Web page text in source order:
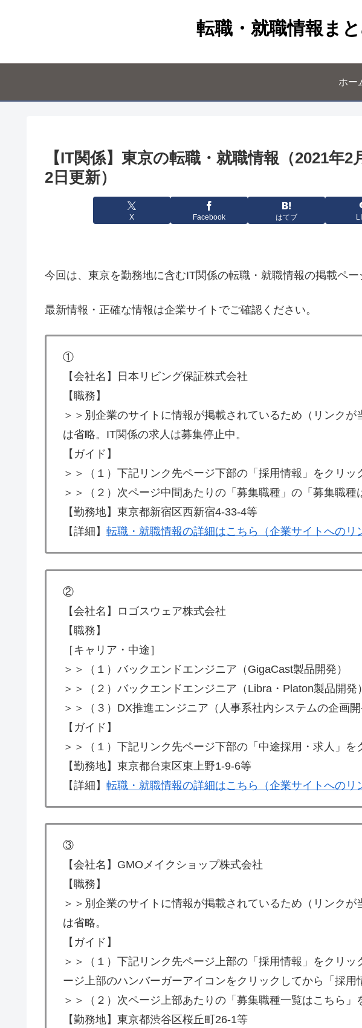
転職・就職情報ま
ホー
【IT関係】東京の転職・就職情報（2021年2
2日更新）
X Facebook はてブ
今回は、東京を勤務地に含むIT関係の転職・就職情報の掲載ペー
最新情報・正確な情報は企業サイトでご確認ください。
①
【会社名】日本リビング保証株式会社
【職務】
＞＞別企業のサイトに情報が掲載されているため（リンク
は省略。IT関係の求人は募集停止中。
【ガイド】
＞＞（１）下記リンク先ページ下部の「採用情報」をクリッ
＞＞（２）次ページ中間あたりの「募集職種」の「募集職種
【勤務地】東京都新宿区西新宿4-33-4等
【詳細】 転職・就職情報の詳細はこちら（企業サイトへのリ
②
【会社名】ロゴスウェア株式会社
【職務】
［キャリア・中途］
＞＞（１）バックエンドエンジニア（GigaCast製品開発）
＞＞（２）バックエンドエンジニア（Libra・Platon製品開発）
＞＞（３）DX推進エンジニア（人事系社内システムの企画開
【ガイド】
＞＞（１）下記リンク先ページ下部の「中途採用・求人」を
【勤務地】東京都台東区東上野1-9-6等
【詳細】 転職・就職情報の詳細はこちら（企業サイトへのリ
③
【会社名】GMOメイクショップ株式会社
【職務】
＞＞別企業のサイトに情報が掲載されているため（リンク
は省略。
【ガイド】
＞＞（１）下記リンク先ページ上部の「採用情報」をクリ
ージ上部のハンバーガーアイコンをクリックしてから「採用
＞＞（２）次ページ上部あたりの「募集職種一覧はこちら」
【勤務地】東京都渋谷区桜丘町26-1等